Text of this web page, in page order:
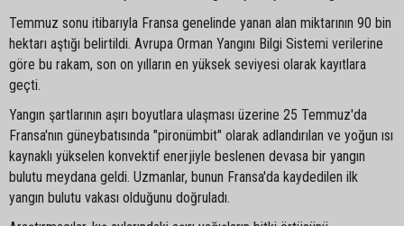
Temmuz sonu itibarıyla Fransa genelinde yanan alan miktarının 90 bin
hektarı aştığı belirtildi. Avrupa Orman Yangını Bilgi Sistemi verilerine
göre bu rakam, son on yılların en yüksek seviyesi olarak kayıtlara
geçti.
Yangın şartlarının aşırı boyutlara ulaşması üzerine 25 Temmuz'da
Fransa'nın güneybatısında "pironümbit" olarak adlandırılan ve yoğun ısı
kaynaklı yükselen konvektif enerjiyle beslenen devasa bir yangın
bulutu meydana geldi. Uzmanlar, bunun Fransa'da kaydedilen ilk
yangın bulutu vakası olduğunu doğruladı.